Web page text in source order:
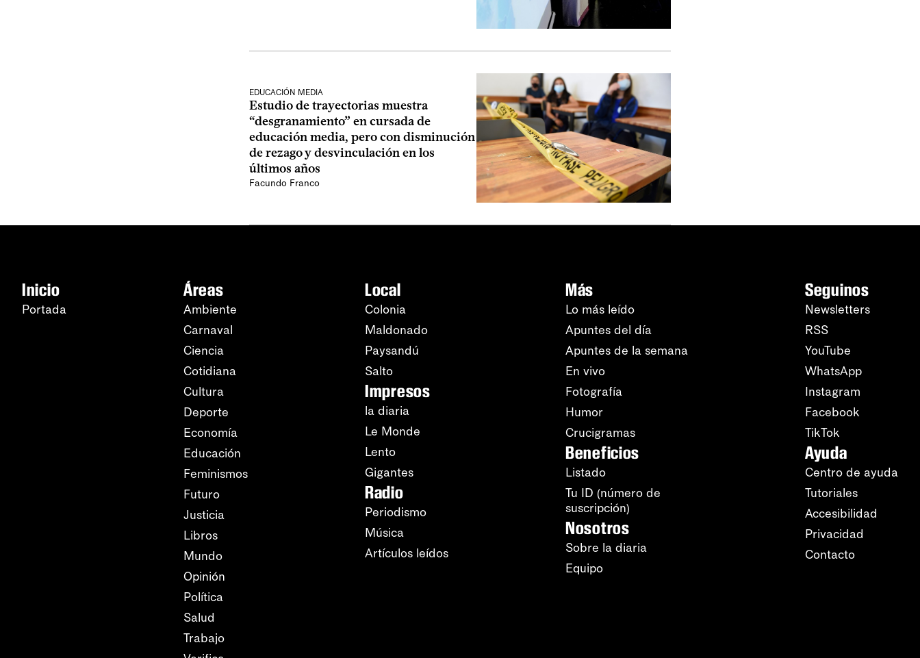
EDUCACIÓN MEDIA
Estudio de trayectorias muestra
“desgranamiento” en cursada de
educación media, pero con disminución
de rezago y desvinculación en los
últimos años
Facundo Franco
Inicio
Portada
Áreas
Ambiente
Carnaval
Ciencia
Cotidiana
Cultura
Deporte
Economía
Educación
Feminismos
Futuro
Justicia
Libros
Mundo
Opinión
Política
Salud
Trabajo
Local
Colonia
Maldonado
Paysandú
Salto
Impresos
la diaria
Le Monde
Lento
Gigantes
Radio
Periodismo
Música
Artículos leídos
Más
Lo más leído
Apuntes del día
Apuntes de la semana
En vivo
Fotografía
Humor
Crucigramas
Beneficios
Listado
Tu ID (número de
suscripción)
Nosotros
Sobre la diaria
Equipo
Seguinos
Newsletters
RSS
YouTube
WhatsApp
Instagram
Facebook
TikTok
Ayuda
Centro de ayuda
Tutoriales
Accesibilidad
Privacidad
Contacto